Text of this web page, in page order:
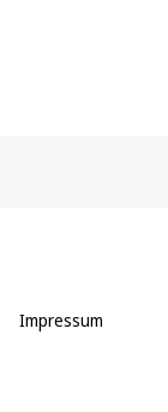
Impressum